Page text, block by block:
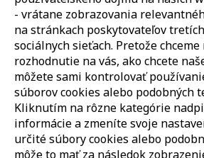
- vrátane zobrazovania
na stránkach poskytovateľov
sociálnych sieťach. Pretože chceme
rozhodnutie na vás, ako chcete
môžete sami kontrolovať
súborov cookies alebo podobných
Kliknutím na rôzne kategórie
informácie a zmeníte svoje
určité súbory cookies alebo
môže to mať za následok